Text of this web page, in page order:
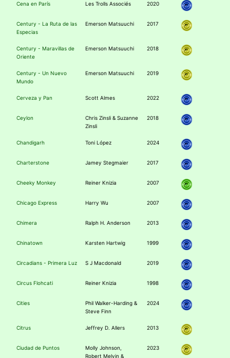
Cena en París Les Trolls Associés 2020
Century - La Ruta de las
Especias
Emerson Matsuuchi 2017
Century - Maravillas de
Oriente
Emerson Matsuuchi 2018
Century - Un Nuevo
Mundo
Emerson Matsuuchi 2019
Cerveza y Pan Scott Almes 2022
Ceylon
Chris Zinsli & Suzanne
Zinsli
2018
Chandigarh Toni López 2024
Charterstone Jamey Stegmaier 2017
Cheeky Monkey Reiner Knizia 2007
Chicago Express Harry Wu 2007
Chimera Ralph H. Anderson 2013
Chinatown Karsten Hartwig 1999
Circadians - Primera Luz S J Macdonald 2019
Circus Flohcati Reiner Knizia 1998
Cities
Phil Walker-Harding &
Steve Finn
2024
Citrus Jeffrey D. Allers 2013
Ciudad de Puntos
Molly Johnson,
Robert Melvin &
2023